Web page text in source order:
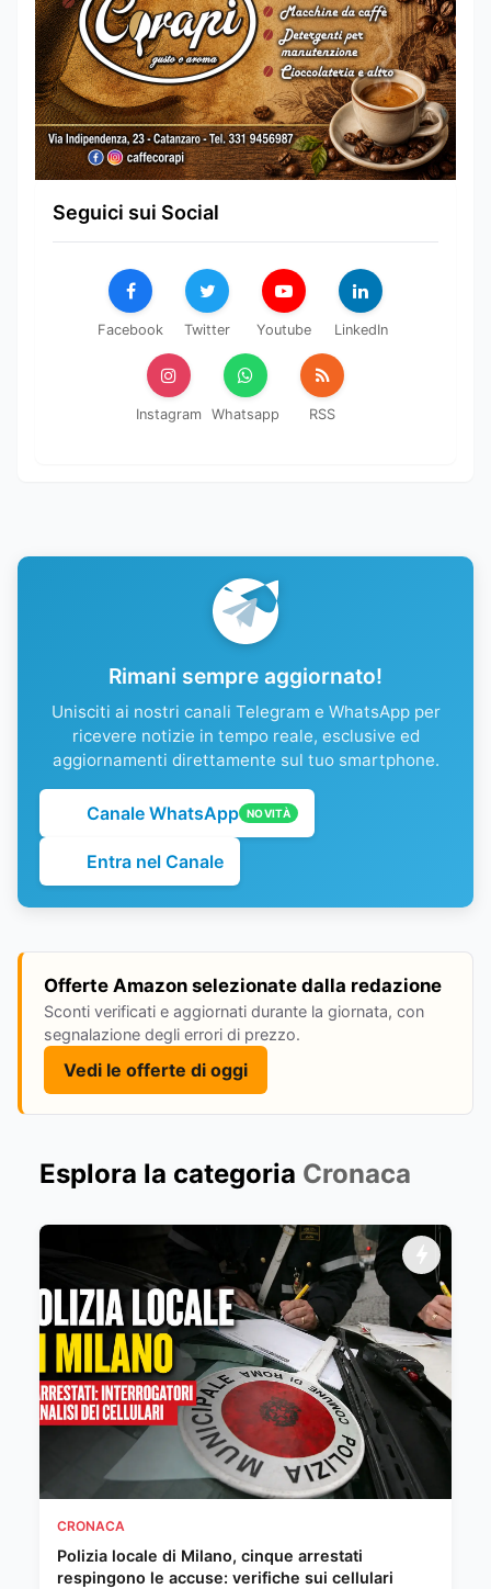
Seguici sui Social
Facebook Twitter Youtube LinkedIn
Instagram Whatsapp RSS
Rimani sempre aggiornato!
Unisciti ai nostri canali Telegram e WhatsApp per
ricevere notizie in tempo reale, esclusive ed
aggiornamenti direttamente sul tuo smartphone.
Canale WhatsApp NOVITÀ
Entra nel Canale
Offerte Amazon selezionate dalla redazione
Sconti verificati e aggiornati durante la giornata, con
segnalazione degli errori di prezzo.
Vedi le offerte di oggi
Esplora la categoria Cronaca
CRONACA
Polizia locale di Milano, cinque arrestati
respingono le accuse: verifiche sui cellulari